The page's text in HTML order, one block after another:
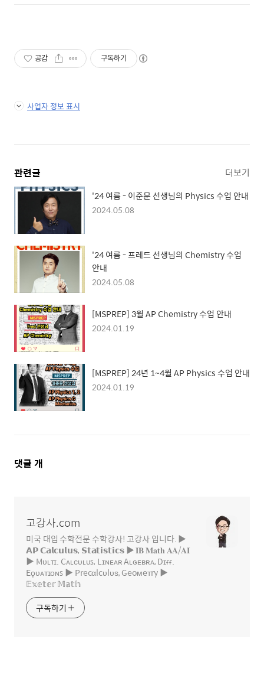
공감 구독하기
사업자 정보 표시
관련글 더보기
'24 여름 - 이준문 선생님의 Physics 수업 안내
2024.05.08
'24 여름 - 프레드 선생님의 Chemistry 수업
안내
2024.05.08
[MSPREP] 3월 AP Chemistry 수업 안내
2024.01.19
[MSPREP] 24년 1~4월 AP Physics 수업 안내
2024.01.19
댓
댓글 개
고강사.com
미국 대입 수학전문 수학강사! 고강사 입니다. ▶
𝗔𝗣 𝗖𝗮𝗹𝗰𝘂𝗹𝘂𝘀, 𝗦𝘁𝗮𝘁𝗶𝘀𝘁𝗶𝗰𝘀 ▶ 𝐈𝐁 𝐌𝐚𝐭𝐡 𝐀𝐀/𝐀𝐈
▶ Mᴜʟᴛɪ. Cᴀʟᴄᴜʟᴜꜱ, Lɪɴᴇᴀʀ Aʟɢᴇʙʀᴀ, Dɪғғ.
Eϙᴜᴀᴛɪᴏɴꜱ ▶ Precαlcυlυѕ, Geoмeтry ▶
𝔼𝕩𝕖𝕥𝕖𝕣 𝕄𝕒𝕥𝕙
구독하기